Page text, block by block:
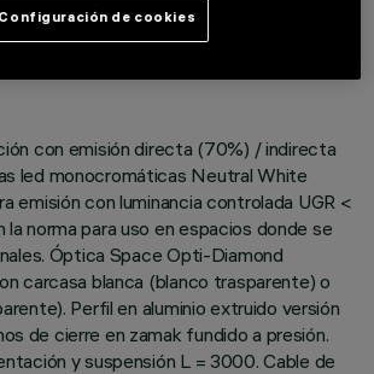
06/08/2026
con emisión directa (70%) / indirecta
led monocromáticas Neutral White
emisión con luminancia controlada UGR <
norma para uso en espacios donde se
Óptica Space Opti-Diamond
carcasa blanca (blanco trasparente) o
Perfil en aluminio extruido versión
de cierre en zamak fundido a presión.
y suspensión L = 3000. Cable de
Configuración de cookies